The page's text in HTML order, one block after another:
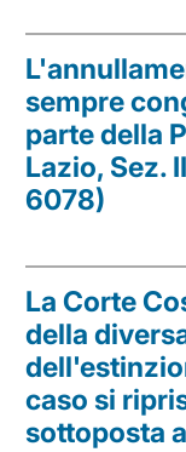
sempre
parte della
Lazio, Sez.
6078)
La Corte
della
caso si
sottoposta